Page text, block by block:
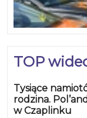
TOP
Tysiące
rodzina.
w Czaplinku